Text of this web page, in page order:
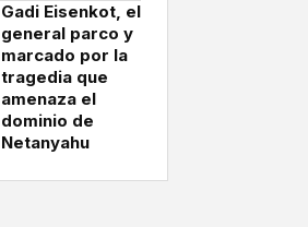
Gadi Eisenkot, el
general parco y
marcado por la
tragedia que
amenaza el
dominio de
Netanyahu